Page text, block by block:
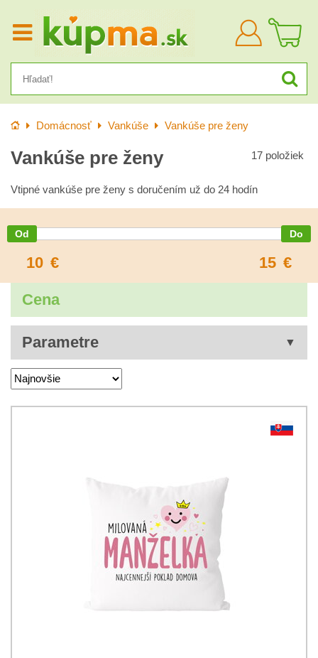
Prihlásiť
sa
Úvod Domácnosť Vankúše Vankúše pre ženy
Vankúše pre ženy 17 položiek
Vtipné vankúše pre ženy s doručením už do 24 hodín
10 € 15 €
Cena
Parametre